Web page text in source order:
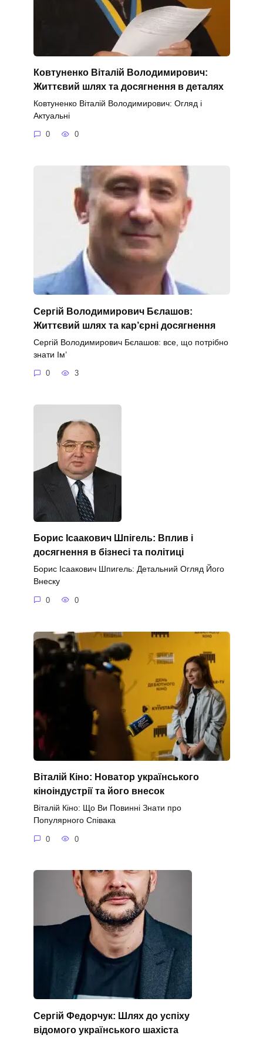
Ковтуненко Віталій Володимирович:
Життєвий шлях та досягнення в деталях
Ковтуненко Віталій Володимирович: Огляд і
Актуальні
0 0
Сергій Володимирович Бєлашов:
Життєвий шлях та кар’єрні досягнення
Сергій Володимирович Бєлашов: все, що потрібно
знати Ім’
0 3
Борис Ісаакович Шпігель: Вплив і
досягнення в бізнесі та політиці
Борис Ісаакович Шпигель: Детальний Огляд Його
Внеску
0 0
Віталій Кіно: Новатор українського
кіноіндустрії та його внесок
Віталій Кіно: Що Ви Повинні Знати про
Популярного Співака
0 0
Сергій Федорчук: Шлях до успіху
відомого українського шахіста